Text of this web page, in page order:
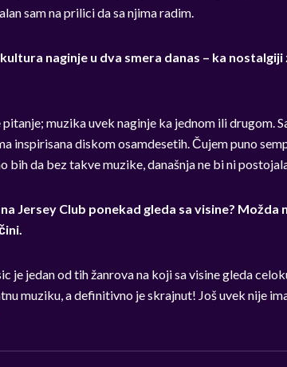
sam na prilici da sa njima radim.
naginje u dva smera danas – ka
muzika uvek naginje ka jednom ili drugom.
inspirisana diskom osamdesetih. Čujem puno
bih da bez takve muzike, današnja ne bi ni
na Jersey Club ponekad gleda sa visine?
je jedan od tih žanrova na koji sa visine gleda
muziku, a definitivno je skrajnut! Još uvek nije